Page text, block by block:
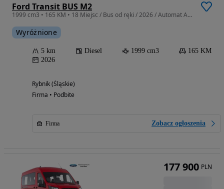
Ford Transit BUS M2
1999 cm3 • 165 KM • 18 Miejsc / Bus od ręki / 2026 / Automat A10 RWD LIMITED
Wyróżnione
5 km Diesel 1999 cm3
165 KM
2026
Rybnik (Śląskie)
Firma • Podbite
Firma Zobacz ogłoszenia
177 900 PLN